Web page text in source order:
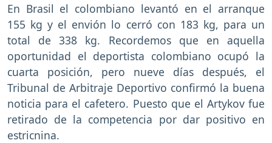
En Brasil el colombiano levantó en el arranque
155 kg y el envión lo cerró con 183 kg, para un
total de 338 kg. Recordemos que en aquella
oportunidad el deportista colombiano ocupó la
cuarta posición, pero nueve días después, el
Tribunal de Arbitraje Deportivo confirmó la buena
noticia para el cafetero. Puesto que el Artykov fue
retirado de la competencia por dar positivo en
estricnina.